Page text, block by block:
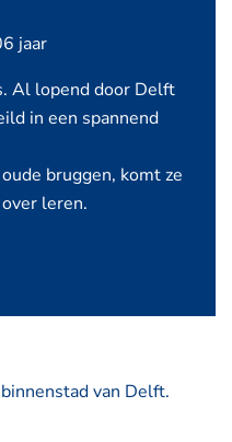
jaar
Al lopend door Delft
in een spannend
bruggen, komt ze
leren.
van Delft.